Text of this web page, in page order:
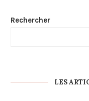
Rechercher
LES